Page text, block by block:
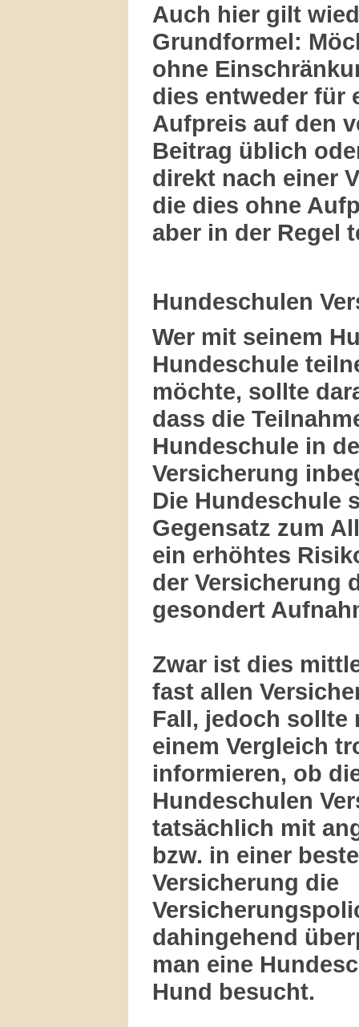
Auch hier gilt
Grundformel:
ohne
dies entweder für
Aufpreis auf den
Beitrag üblich
direkt nach einer
die dies ohne
aber in der Regel
Hundeschulen
Wer mit seinem
Hundeschule
möchte, sollte
dass die
Hundeschule in
Versicherung
Die Hundeschule
Gegensatz zum
ein erhöhtes
der Versicherung
gesondert
Zwar ist dies
fast allen
Fall, jedoch sollte
einem Vergleich
informieren, ob
Hundeschulen
tatsächlich mit
bzw. in einer
Versicherung die
dahingehend
man eine
Hund besucht.